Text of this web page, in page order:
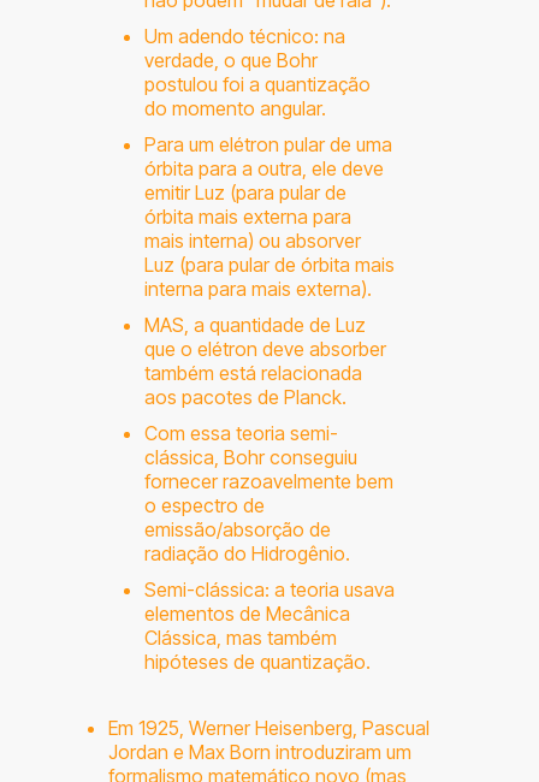
Um adendo técnico: na
verdade, o que Bohr
postulou foi a quantização
do momento angular.
Para um elétron pular de uma
órbita para a outra, ele deve
emitir Luz (para pular de
órbita mais externa para
mais interna) ou absorver
Luz (para pular de órbita mais
interna para mais externa).
MAS, a quantidade de Luz
que o elétron deve absorber
também está relacionada
aos pacotes de Planck.
Com essa teoria semi-
clássica, Bohr conseguiu
fornecer razoavelmente bem
o espectro de
emissão/absorção de
radiação do Hidrogênio.
Semi-clássica: a teoria usava
elementos de Mecânica
Clássica, mas também
hipóteses de quantização.
Em 1925, Werner Heisenberg, Pascual
Jordan e Max Born introduziram um
formalismo matemático novo (mas